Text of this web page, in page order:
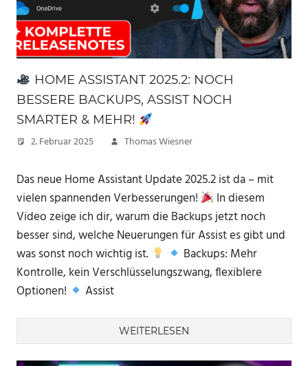
HOME ASSISTANT 2025.2: NOCH
BESSERE BACKUPS, ASSIST NOCH
SMARTER & MEHR!
2. Februar 2025 Thomas Wiesner
Das neue Home Assistant Update 2025.2 ist da – mit
vielen spannenden Verbesserungen!
In diesem
Video zeige ich dir, warum die Backups jetzt noch
besser sind, welche Neuerungen für Assist es gibt und
was sonst noch wichtig ist.
Backups: Mehr
Kontrolle, kein Verschlüsselungszwang, flexiblere
Optionen!
Assist
WEITERLESEN